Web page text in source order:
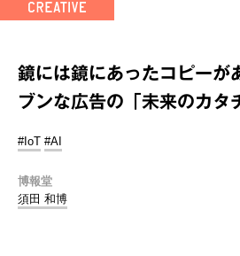
鏡には鏡にあったコピーが
ブンな広告の「未来のカ
#IoT #AI
博報堂
須田 和博